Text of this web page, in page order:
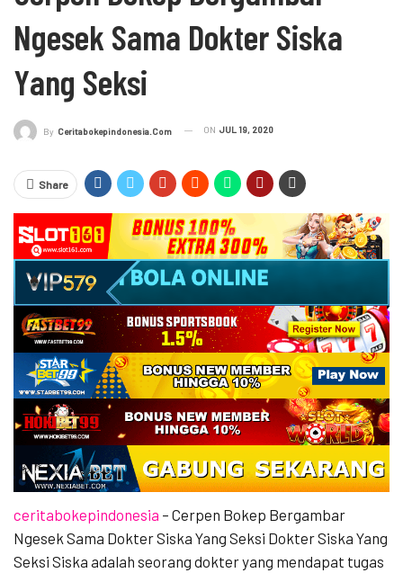
Ngesek Sama Dokter Siska
Yang Seksi
By Ceritabokepindonesia.com ON JUL 19, 2020
Share
ceritabokepindonesia – Cerpen Bokep Bergambar
Ngesek Sama Dokter Siska Yang Seksi Dokter Siska Yang
Seksi Siska adalah seorang dokter yang mendapat tugas